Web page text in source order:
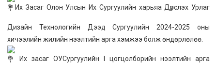
Их Засаг Олон Улсын Их Сургуулийн харьяа Дүрслэх Урлаг
Дизайн Технологийн Дээд Сургуулийн 2024-2025 оны
хичээлийн жилийн нээлтийн арга хэмжээ болж өндөрлөлөө.
Их засаг ОУСургуулийн I цогцолборийн нээлтийн арга